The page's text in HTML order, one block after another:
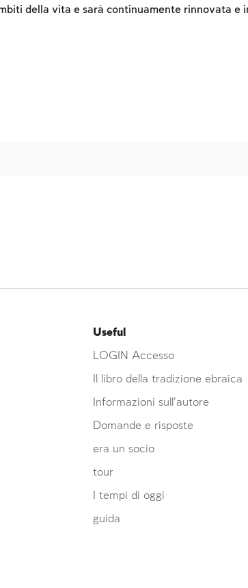
della vita e sarà continuamente rinnovata e
Useful
LOGIN Accesso
Il libro della tradizione ebraica
Informazioni sull’autore
Domande e risposte
era un socio
tour
I tempi di oggi
guida